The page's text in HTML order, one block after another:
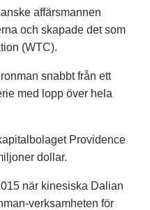
affärsmannen
och skapade det som
(WTC).
snabbt från ett
med lopp över hela
Providence
dollar.
när kinesiska Dalian
verksamheten för